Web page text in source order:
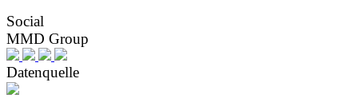
Social
MMD Group
Datenquelle